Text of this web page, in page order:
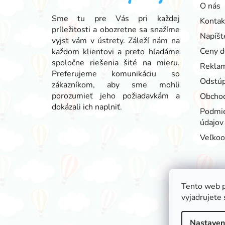
Tento web
vyjadrujete
Sme tu pre Vás pri každej
príležitosti a obozretne sa snažíme
vyjsť vám v ústrety. Záleží nám na
každom klientovi a preto hľadáme
spoločne riešenia šité na mieru.
Preferujeme komunikáciu so
zákazníkom, aby sme mohli
porozumieť jeho požiadavkám a
dokázali ich naplniť.
O nás
Ceny
údajov